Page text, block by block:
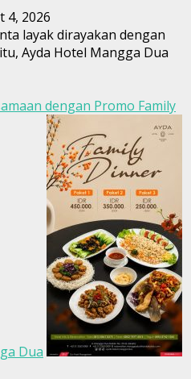
4, 2026
layak dirayakan dengan
Ayda Hotel Mangga Dua
dengan Promo Family
Dua